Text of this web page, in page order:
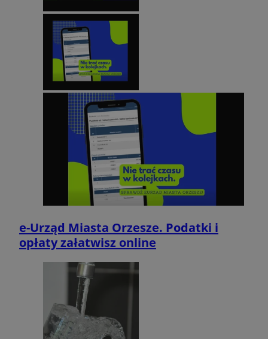
e-Urząd Miasta Orzesze. Podatki i
opłaty załatwisz online